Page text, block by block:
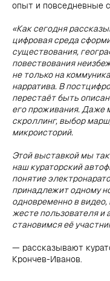
опыт и повседневные
«Как сегодня
цифровая среда
существования,
повествования
не только на
нарратива. В
перестаёт быть
его проживания.
скроллинг, выбор
микроисторий.
Этой выставкой мы
наш кураторский
понятие
принадлежит одному
одновременно в видео,
жесте пользователя
становимся её
— рассказывают
Крончев-Иванов.